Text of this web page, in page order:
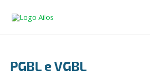
para
PGBL e VGBL